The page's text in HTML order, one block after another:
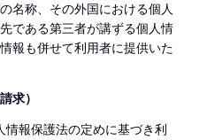
名称、その外国における個人
である第三者が講ずる個人情
報も併せて利用者に提供いた
求）
情報保護法の定めに基づき利